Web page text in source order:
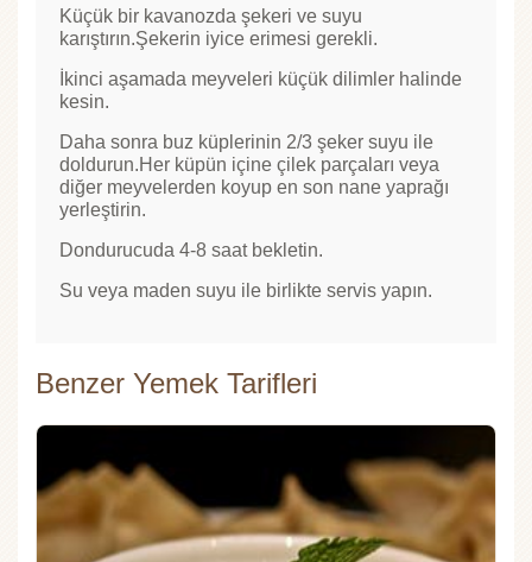
Küçük bir kavanozda şekeri ve suyu
karıştırın.Şekerin iyice erimesi gerekli.
İkinci aşamada meyveleri küçük dilimler halinde
kesin.
Daha sonra buz küplerinin 2/3 şeker suyu ile
doldurun.Her küpün içine çilek parçaları veya
diğer meyvelerden koyup en son nane yaprağı
yerleştirin.
Dondurucuda 4-8 saat bekletin.
Su veya maden suyu ile birlikte servis yapın.
Benzer Yemek Tarifleri